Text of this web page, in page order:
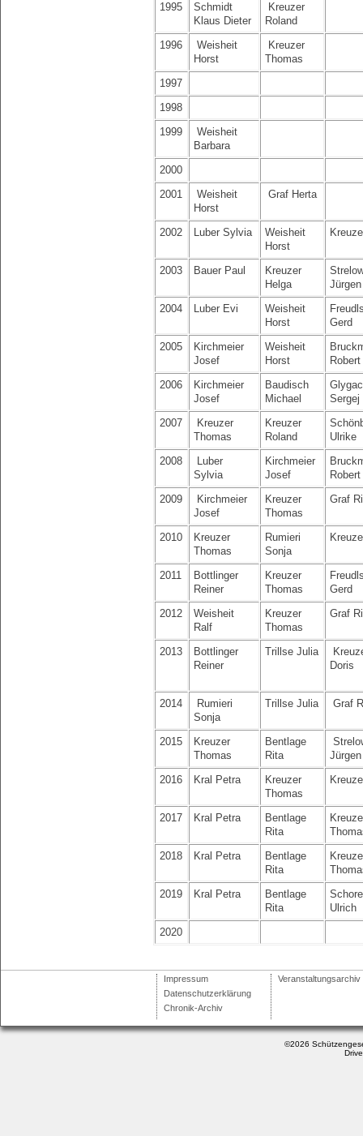
1995
Schmidt
Klaus Dieter
Kreuzer
Roland
1996
Weisheit
Horst
Kreuzer
Thomas
1997
1998
1999
Weisheit
Barbara
2000
2001
Weisheit
Horst
Graf Herta
2002 Luber Sylvia
Weisheit
Horst
2003 Bauer Paul
Kreuzer
Helga
Jürgen
2004
Luber Evi
Weisheit
Horst
Gerd
2005
Kirchmeier
Josef
Weisheit
Horst
Robert
2006
Kirchmeier
Josef
Baudisch
Michael
Sergej
2007
Kreuzer
Thomas
Kreuzer
Roland
Ulrike
2008
Luber
Sylvia
Kirchmeier
Josef
Robert
2009
Kirchmeier
Josef
Kreuzer
Thomas
Graf
2010
Kreuzer
Thomas
Rumieri
Sonja
2011
Bottlinger
Reiner
Kreuzer
Thomas
Gerd
2012
Weisheit
Ralf
Kreuzer
Thomas
Graf
2013
Bottlinger
Reiner
Trillse Julia
Doris
2014
Rumieri
Sonja
Trillse Julia Graf
2015
Kreuzer
Thomas
Bentlage
Rita
Jürgen
2016
Kral Petra
Kreuzer
Thomas
2017 Kral Petra
Bentlage
Rita
2018
Kral Petra
Bentlage
Rita
2019
Kral Petra
Bentlage
Rita
Ulrich
2020
Impressum
Datenschutzerklärung
Chronik-Archiv
Veranstaltungsarchiv
©2026